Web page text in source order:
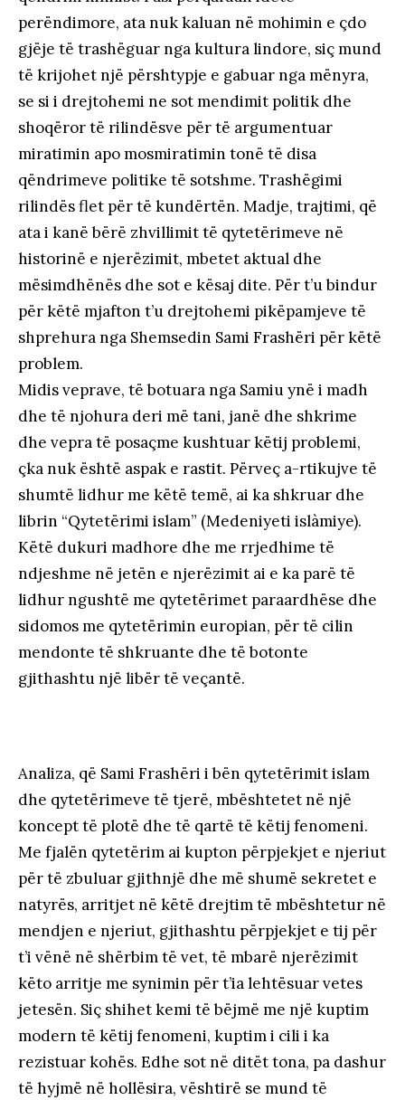
perëndimore, ata nuk kaluan në mohimin e çdo
gjëje të trashëguar nga kultura lindore, siç mund
të krijohet një përshtypje e gabuar nga mënyra,
se si i drejtohemi ne sot mendimit politik dhe
shoqëror të rilindësve për të argumentuar
miratimin apo mosmiratimin tonë të disa
qëndrimeve politike të sotshme. Trashëgimi
rilindës flet për të kundërtën. Madje, trajtimi, që
ata i kanë bërë zhvillimit të qytetërimeve në
historinë e njerëzimit, mbetet aktual dhe
mësimdhënës dhe sot e kësaj dite. Për t’u bindur
për këtë mjafton t’u drejtohemi pikëpamjeve të
shprehura nga Shemsedin Sami Frashëri për këtë
problem.
Midis veprave, të botuara nga Samiu ynë i madh
dhe të njohura deri më tani, janë dhe shkrime
dhe vepra të posaçme kushtuar këtij problemi,
çka nuk është aspak e rastit. Përveç a-rtikujve të
shumtë lidhur me këtë temë, ai ka shkruar dhe
librin “Qytetërimi islam” (Medeniyeti islàmiye).
Këtë dukuri madhore dhe me rrjedhime të
ndjeshme në jetën e njerëzimit ai e ka parë të
lidhur ngushtë me qytetërimet paraardhëse dhe
sidomos me qytetërimin europian, për të cilin
mendonte të shkruante dhe të botonte
gjithashtu një libër të veçantë.
Analiza, që Sami Frashëri i bën qytetërimit islam
dhe qytetërimeve të tjerë, mbështetet në një
koncept të plotë dhe të qartë të këtij fenomeni.
Me fjalën qytetërim ai kupton përpjekjet e njeriut
për të zbuluar gjithnjë dhe më shumë sekretet e
natyrës, arritjet në këtë drejtim të mbështetur në
mendjen e njeriut, gjithashtu përpjekjet e tij për
t’i vënë në shërbim të vet, të mbarë njerëzimit
këto arritje me synimin për t’ia lehtësuar vetes
jetesën. Siç shihet kemi të bëjmë me një kuptim
modern të këtij fenomeni, kuptim i cili i ka
rezistuar kohës. Edhe sot në ditët tona, pa dashur
të hyjmë në hollësira, vështirë se mund të